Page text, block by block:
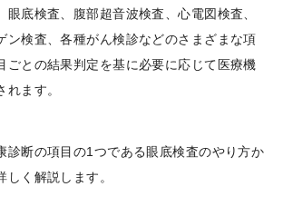
眼底検査、腹部超音波検査、心電図検査、
ン検査、各種がん検診などのさまざまな項
ごとの結果判定を基に必要に応じて医療機
ます。
診断の項目の1つである眼底検査のやり方か
しく解説します。